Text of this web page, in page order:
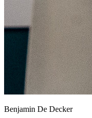
Benjamin De Decker